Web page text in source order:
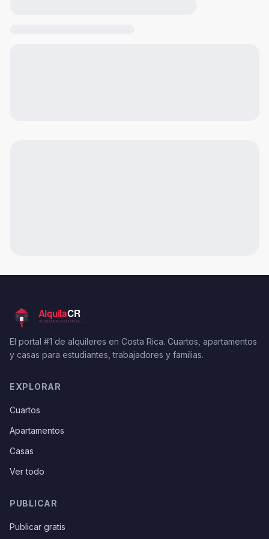
El portal #1 de alquileres en Costa Rica. Cuartos, apartamentos
y casas para estudiantes, trabajadores y familias.
EXPLORAR
Cuartos
Apartamentos
Casas
Ver todo
PUBLICAR
Publicar gratis